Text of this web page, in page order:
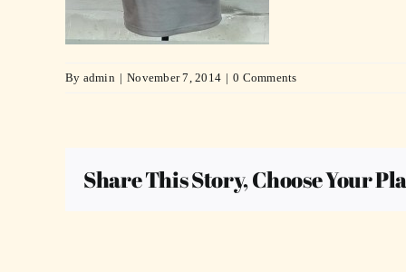
By admin | November 7, 2014 | 0 Comments
Share This Story, Choose Your